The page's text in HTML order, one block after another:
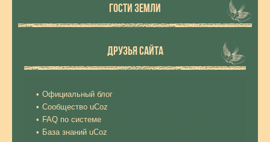
ГОСТИ ЗЕМЛИ
ДРУЗЬЯ САЙТА
Официальный блог
Сообщество uCoz
FAQ по системе
База знаний uCoz